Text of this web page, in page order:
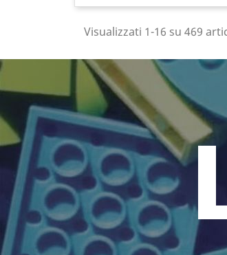
Visualizzati 1-16 su 469